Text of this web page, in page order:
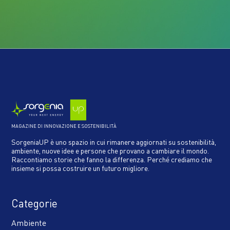
MAGAZINE DI INNOVAZIONE E SOSTENIBILITÀ
SorgeniaUP è uno spazio in cui rimanere aggiornati su sostenibilità,
ambiente, nuove idee e persone che provano a cambiare il mondo.
Raccontiamo storie che fanno la differenza. Perché crediamo che
insieme si possa costruire un futuro migliore.
Categorie
Ambiente